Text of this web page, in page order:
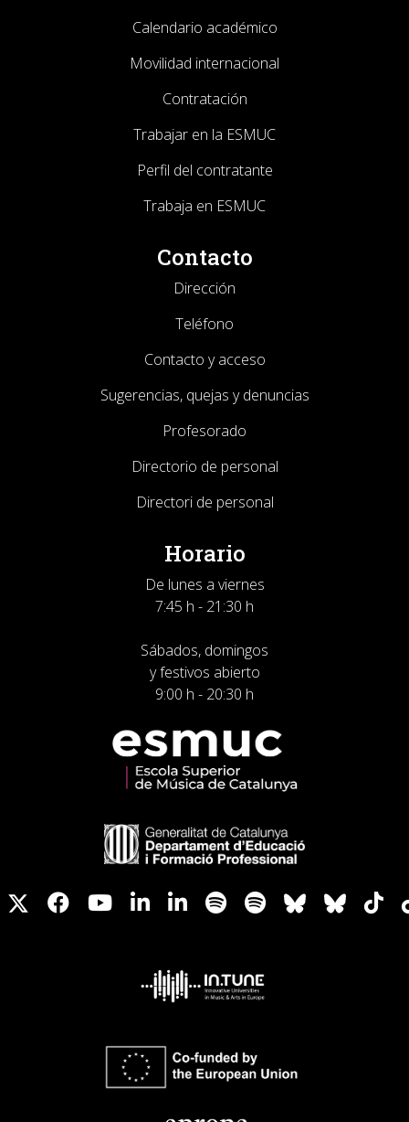
Calendario académico
Movilidad internacional
Contratación
Trabajar en la ESMUC
Perfil del contratante
Trabaja en ESMUC
Contacto
Dirección
Teléfono
Contacto y acceso
Sugerencias, quejas y denuncias
Profesorado
Directorio de personal
Directori de personal
Horario
De lunes a viernes
7:45 h - 21:30 h
Sábados, domingos
y festivos abierto
9:00 h - 20:30 h